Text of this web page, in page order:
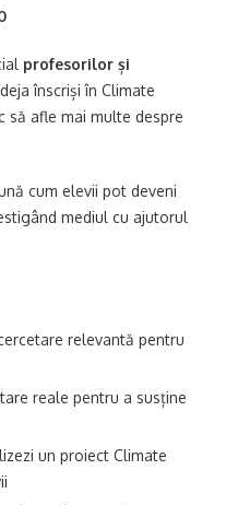
profesorilor și
înscriși în Climate
să afle mai multe despre
cum elevii pot deveni
mediul cu ajutorul
relevantă pentru
reale pentru a susține
un proiect Climate